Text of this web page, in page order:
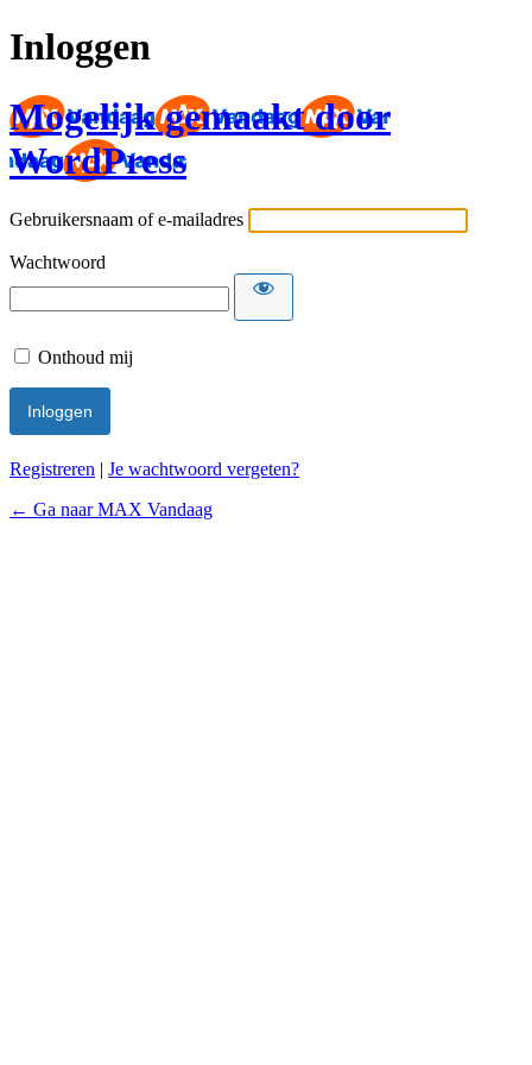
Inloggen
Mogelijk gemaakt door
WordPress
Gebruikersnaam of e-mailadres
Wachtwoord
Onthoud mij
Registreren | Je wachtwoord vergeten?
← Ga naar MAX Vandaag